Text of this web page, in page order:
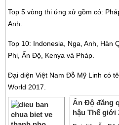
Top 5 vòng thi ứng xử gồm có:
Anh.
Top 10: Indonesia, Nga, Anh, Hàn
Phi, Ấn Độ, Kenya và Pháp.
Đại diện Việt Nam Đỗ Mỹ Linh có
World 2017.
Ấn Độ đăng
hậu Thế giới